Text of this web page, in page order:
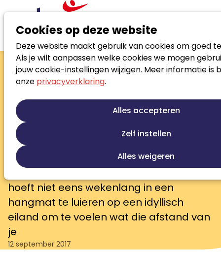
Cookies op deze website
Deze website maakt gebruik van cookies om goed
Als je wilt aanpassen welke cookies we mogen
jouw cookie-instellingen wijzigen. Meer informatie is
onze privacyverklaring.
Alles accepteren
Zelf instellen
Alles weigeren
Nieuws Waarom je vakantie dit jaar écht te kort leek
Waarom je vakantie dit
jaar écht te kort leek
Waarom je vakantie dit jaar écht te kort
leek
Ben jij een beetje uitgerust deze
vakantie? Is het je gelukt om even
hoeft niet eens wekenlang in een
hangmat te luieren op een idyllisch
eiland om te voelen wat die afstand van
je
12 september 2017